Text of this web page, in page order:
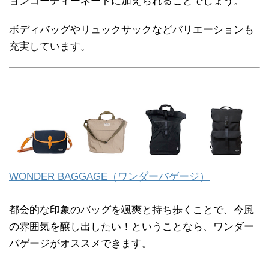
ボディバッグやリュックサックなどバリエーションも
充実しています。
WONDER BAGGAGE（ワンダーバゲージ）
都会的な印象のバッグを颯爽と持ち歩くことで、今風
の雰囲気を醸し出したい！ということなら、ワンダー
バゲージがオススメできます。